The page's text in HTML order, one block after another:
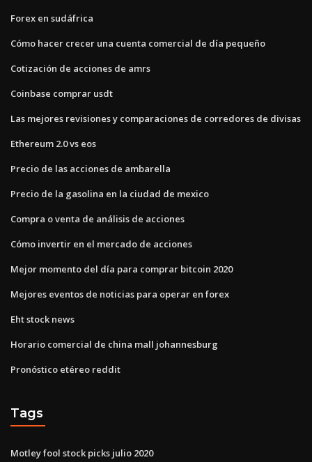
Forex en sudáfrica
Cómo hacer crecer una cuenta comercial de día pequeño
Cotización de acciones de amrs
Coinbase comprar usdt
Las mejores revisiones y comparaciones de corredores de divisas
Ethereum 2.0 vs eos
Precio de las acciones de ambarella
Precio de la gasolina en la ciudad de mexico
Compra o venta de análisis de acciones
Cómo invertir en el mercado de acciones
Mejor momento del día para comprar bitcoin 2020
Mejores eventos de noticias para operar en forex
Eht stock news
Horario comercial de china mall johannesburg
Pronóstico etéreo reddit
Tags
Motley fool stock picks julio 2020